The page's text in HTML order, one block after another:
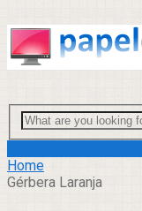
Home
Gérbera Laranja